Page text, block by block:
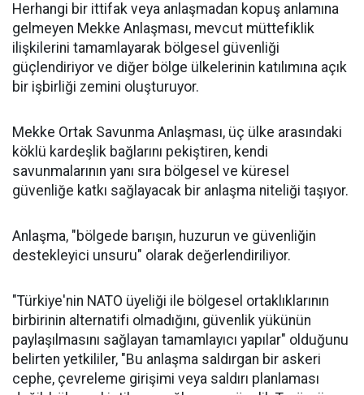
Herhangi bir ittifak veya anlaşmadan kopuş anlamına
gelmeyen Mekke Anlaşması, mevcut müttefiklik
ilişkilerini tamamlayarak bölgesel güvenliği
güçlendiriyor ve diğer bölge ülkelerinin katılımına açık
bir işbirliği zemini oluşturuyor.
Mekke Ortak Savunma Anlaşması, üç ülke arasındaki
köklü kardeşlik bağlarını pekiştiren, kendi
savunmalarının yanı sıra bölgesel ve küresel
güvenliğe katkı sağlayacak bir anlaşma niteliği taşıyor.
Anlaşma, "bölgede barışın, huzurun ve güvenliğin
destekleyici unsuru" olarak değerlendiriliyor.
"Türkiye'nin NATO üyeliği ile bölgesel ortaklıklarının
birbirinin alternatifi olmadığını, güvenlik yükünün
paylaşılmasını sağlayan tamamlayıcı yapılar" olduğunu
belirten yetkililer, "Bu anlaşma saldırgan bir askeri
cephe, çevreleme girişimi veya saldırı planlaması